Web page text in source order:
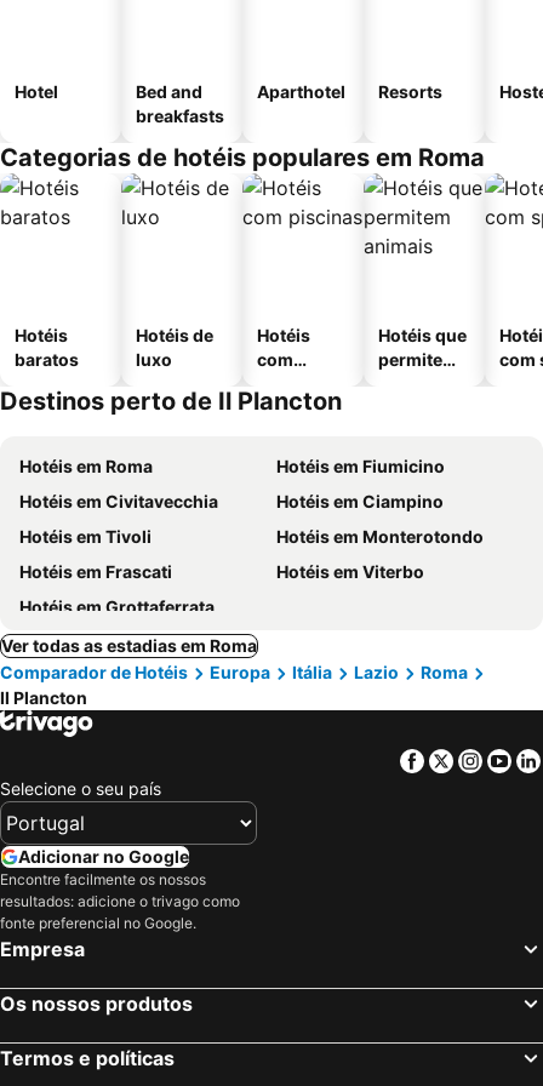
Hotel
Bed and
breakfasts
Aparthotel Resorts
Categorias de hotéis populares em Roma
Hotéis
baratos
Hotéis de
luxo
Hotéis
com
Hotéis que
permitem
com
Destinos perto de Il Plancton
Hotéis em Roma
Hotéis em Fiumicino
Hotéis em Civitavecchia
Hotéis em Ciampino
Hotéis em Tivoli
Hotéis em Monterotondo
Hotéis em Frascati
Hotéis em Viterbo
Hotéis em Grottaferrata
Ver todas as estadias em Roma
Comparador de Hotéis
Europa Itália Lazio
Roma
Il Plancton
Facebook
Twitter
Selecione o seu país
Adicionar no Google
Encontre facilmente os nossos
resultados: adicione o trivago como
fonte preferencial no Google.
Empresa
Os nossos produtos
Termos e políticas